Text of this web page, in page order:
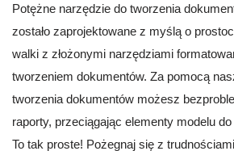
Potężne narzędzie do tworzenia
zostało zaprojektowane z myślą o
walki z złożonymi narzędziami
tworzeniem dokumentów. Za pomocą
tworzenia dokumentów możesz
raporty, przeciągając elementy modelu
To tak proste! Pożegnaj się z